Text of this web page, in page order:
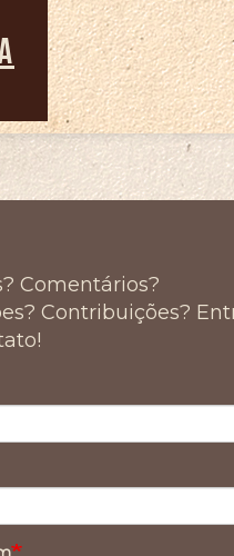
Comentários?
Contribuições?